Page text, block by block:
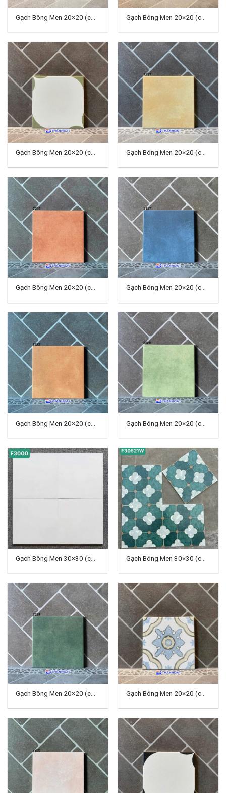
Gạch Bông Men 20×20 (cm)
Gạch Bông Men 20×20 (cm)
Gạch Bông Men 20×20 (cm)
Gạch Bông Men 20×20 (cm)
Gạch Bông Men 20×20 (cm)
Gạch Bông Men 20×20 (cm)
Gạch Bông Men 20×20 (cm)
Gạch Bông Men 20×20 (cm)
Gạch Bông Men 30×30 (cm)
Gạch Bông Men 30×30 (cm)
Gạch Bông Men 20×20 (cm)
Gạch Bông Men 20×20 (cm)